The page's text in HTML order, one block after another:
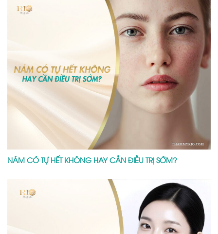
NÁM CÓ TỰ HẾT KHÔNG HAY CẦN ĐIỀU TRỊ SỚM?